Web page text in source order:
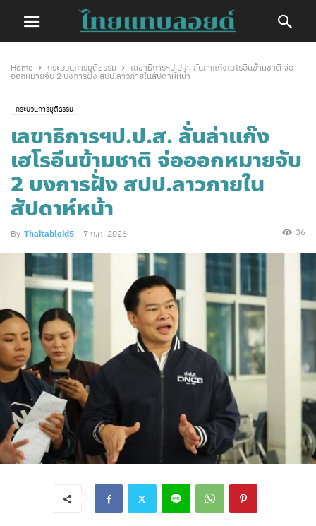
Home กระบวนการยุติธรรม
เลขาธิการฯป.ป.ส. ลั่นล่าแก๊งเฮโรอีนข้ามชาติ จ่อ
ออกหมายจับ 2 บงการฝั่ง สปป.ลาวภายในสัปดาห์หน้า
กระบวนการยุติธรรม
เลขาธิการฯป.ป.ส. ลั่นล่าแก๊ง
เฮโรอีนข้ามชาติ จ่อออกหมายจับ
2 บงการฝั่ง สปป.ลาวภายใน
สัปดาห์หน้า
By Thaitabloid5 - 7 ก.ค. 2026 36